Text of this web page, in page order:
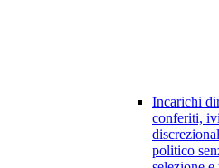
Incarichi
conferiti,
politico